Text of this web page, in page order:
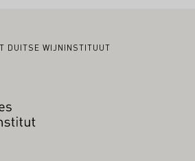
DUITSE WIJNINSTITUUT